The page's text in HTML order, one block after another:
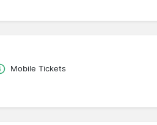
Mobile Tickets